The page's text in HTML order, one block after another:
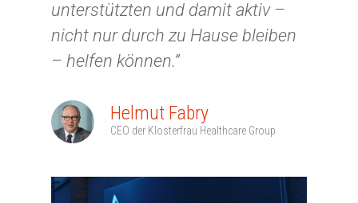
unterstützten und damit aktiv –
nicht nur durch zu Hause bleiben
– helfen können.”
Helmut Fabry
CEO der Klosterfrau Healthcare Group